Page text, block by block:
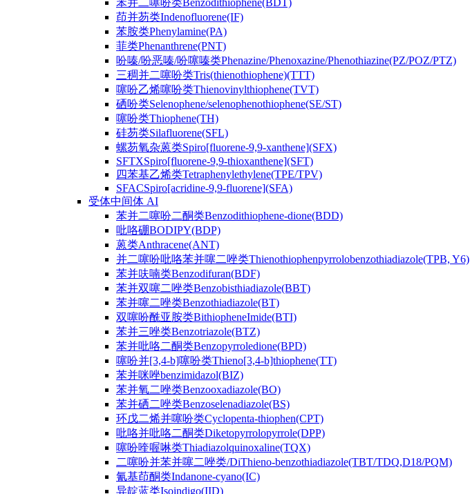
苯并二噻吩类Benzodithiophene(BDT)
茚并芴类Indenofluorene(IF)
苯胺类Phenylamine(PA)
菲类Phenanthrene(PNT)
吩嗪/吩恶嗪/吩噻嗪类Phenazine/Phenoxazine/Phenothiazine(PZ/POZ/PTZ)
三稠并二噻吩类Tris(thienothiophene)(TTT)
噻吩乙烯噻吩类Thienovinylthiophene(TVT)
硒吩类Selenophene/selenophenothiophene(SE/ST)
噻吩类Thiophene(TH)
硅芴类Silafluorene(SFL)
螺芴氧杂蒽类Spiro[fluorene-9,9-xanthene](SFX)
SFTXSpiro[fluorene-9,9-thioxanthene](SFT)
四苯基乙烯类Tetraphenylethylene(TPE/TPV)
SFACSpiro[acridine-9,9-fluorene](SFA)
受体中间体 AI
苯并二噻吩二酮类Benzodithiophene-dione(BDD)
吡咯硼BODIPY(BDP)
蒽类Anthracene(ANT)
并二噻吩吡咯苯并噻二唑类Thienothiophenpyrrolobenzothiadiazole(TPB, Y6)
苯并呋喃类Benzodifuran(BDF)
苯并双噻二唑类Benzobisthiadiazole(BBT)
苯并噻二唑类Benzothiadiazole(BT)
双噻吩酰亚胺类BithiopheneImide(BTI)
苯并三唑类Benzotriazole(BTZ)
苯并吡咯二酮类Benzopyrroledione(BPD)
噻吩并[3,4-b]噻吩类Thieno[3,4-b]thiophene(TT)
苯并咪唑benzimidazol(BIZ)
苯并氧二唑类Benzooxadiazole(BO)
苯并硒二唑类Benzoselenadiazole(BS)
环戊二烯并噻吩类Cyclopenta-thiophen(CPT)
吡咯并吡咯二酮类Diketopyrrolopyrrole(DPP)
噻吩喹喔啉类Thiadiazolquinoxaline(TQX)
二噻吩并苯并噻二唑类/DiThieno-benzothiadiazole(TBT/TDQ,D18/PQM)
氰基茚酮类Indanone-cyano(IC)
异靛蓝类Isoindigo(IID)